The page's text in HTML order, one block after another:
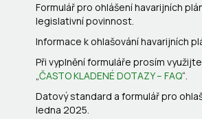
Formulář pro ohlášení havarijních
legislativní povinnost.
Informace k ohlašování havarijních
Při vyplnění formuláře prosím
„ČASTO KLADENÉ DOTAZY – FAQ“.
Datový standard a formulář pro
ledna 2025.